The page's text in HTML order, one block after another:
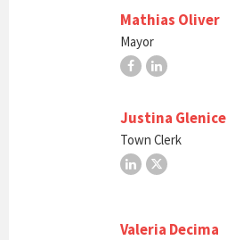
Mathias Oliver
Mayor
FacebookLinkedIn
Justina Glenice
Town Clerk
LinkedIn
X
Valeria Decima